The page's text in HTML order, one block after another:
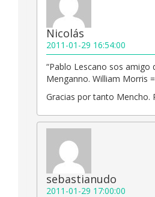
Nicolás
2011-01-29 16:54:00
“Pablo Lescano sos amigo
Menganno. William Morris =
Gracias por tanto Mencho.
sebastianudo
2011-01-29 17:00:00